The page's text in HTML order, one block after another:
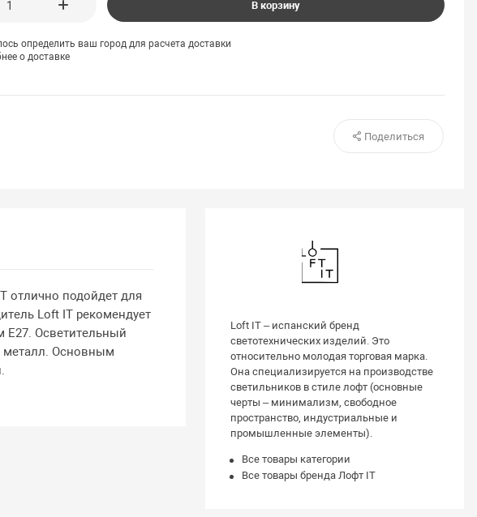
В корзину
определить ваш город для расчета доставки
о доставке
Поделиться
отлично подойдет для
Loft IT рекомендует
E27. Осветительный
металл. Основным
Loft IT – испанский бренд
светотехнических изделий. Это
относительно молодая торговая марка.
Она специализируется на производстве
светильников в стиле лофт (основные
черты – минимализм, свободное
пространство, индустриальные и
промышленные элементы).
Все товары категории
Все товары бренда Лофт IT